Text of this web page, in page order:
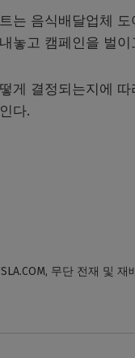
는 음식배달업체
놓고 캠페인을 벌
게 결정되는지에
다.
무단 전재 및 재